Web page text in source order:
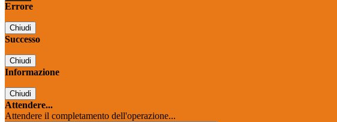
Errore
Chiudi
Successo
Chiudi
Informazione
Chiudi
Attendere...
Attendere il completamento dell'operazione...